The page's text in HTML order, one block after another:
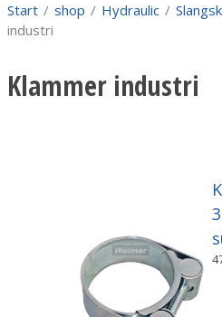
Start / shop / Hydraulic /
industri
Klammer industri